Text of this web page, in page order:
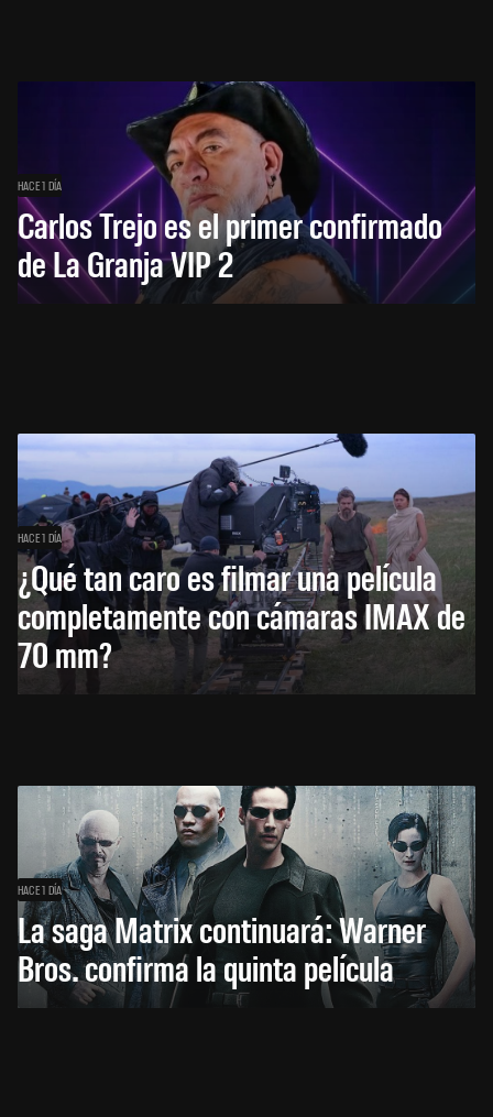
HACE 1 DÍA
Carlos Trejo es el primer confirmado
de La Granja VIP 2
HACE 1 DÍA
¿Qué tan caro es filmar una película
completamente con cámaras IMAX de
70 mm?
HACE 1 DÍA
La saga Matrix continuará: Warner
Bros. confirma la quinta película